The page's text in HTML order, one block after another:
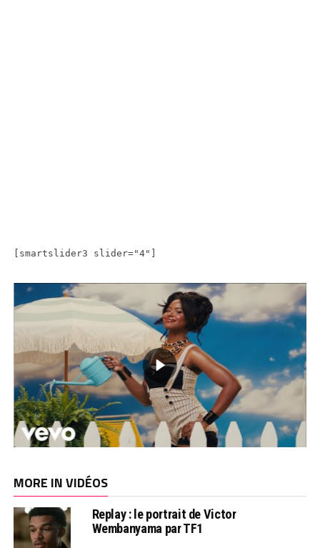
[smartslider3 slider="4"]
MORE IN VIDÉOS
Replay : le portrait de Victor
Wembanyama par TF1